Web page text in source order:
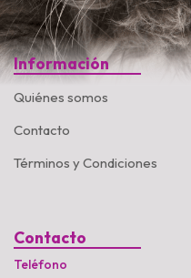
Información
Quiénes somos
Contacto
Términos y Condiciones
Contacto
Teléfono